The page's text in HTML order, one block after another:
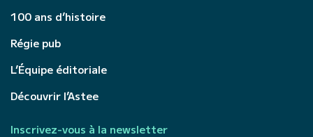
100 ans d’histoire
Régie pub
L’Équipe éditoriale
Découvrir l’Astee
Inscrivez-vous à la newsletter